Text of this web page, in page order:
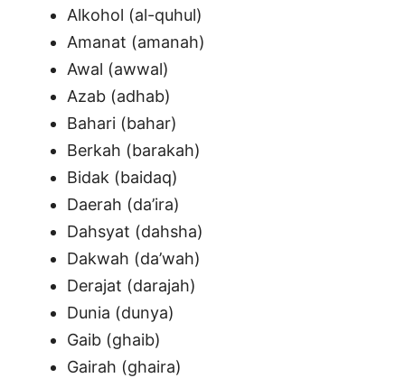
Alkohol (al-quhul)
Amanat (amanah)
Awal (awwal)
Azab (adhab)
Bahari (bahar)
Berkah (barakah)
Bidak (baidaq)
Daerah (da’ira)
Dahsyat (dahsha)
Dakwah (da’wah)
Derajat (darajah)
Dunia (dunya)
Gaib (ghaib)
Gairah (ghaira)